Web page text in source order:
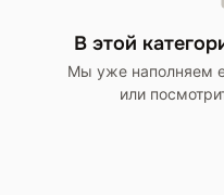
В этой
Мы уже наполняем
или